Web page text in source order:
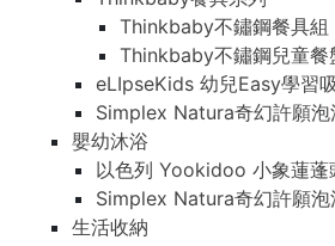
Thinkbaby不鏽鋼餐具組
Thinkbaby不鏽鋼兒童餐
eLIpseKids 幼兒Easy學習
Simplex Natura奇幻許願泡
嬰幼沐浴
以色列 Yookidoo 小象蓮蓬
Simplex Natura奇幻許願泡
生活收納